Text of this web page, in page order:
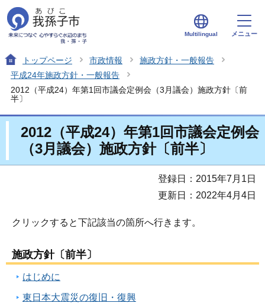
Multilingual メニュー
トップページ 市政情報
施政方針・一般報告
平成24年施政方針・一般報告
2012（平成24）年第1回市議会定例会（3月議会）施政方針〔前
半〕
2012（平成24）年第1回市議会定例会
（3月議会）施政方針〔前半〕
登録日：2015年7月1日
更新日：2022年4月4日
クリックすると下記該当の箇所へ行きます。
施政方針〔前半〕
はじめに
東日本大震災の復旧・復興